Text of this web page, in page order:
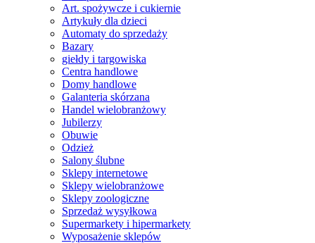
Art. spożywcze i cukiernie
Artykuły dla dzieci
Automaty do sprzedaży
Bazary
giełdy i targowiska
Centra handlowe
Domy handlowe
Galanteria skórzana
Handel wielobranżowy
Jubilerzy
Obuwie
Odzież
Salony ślubne
Sklepy internetowe
Sklepy wielobranżowe
Sklepy zoologiczne
Sprzedaż wysyłkowa
Supermarkety i hipermarkety
Wyposażenie sklepów